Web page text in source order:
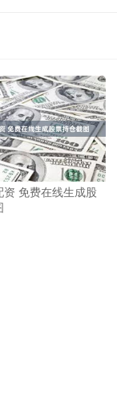
免费在线生成股